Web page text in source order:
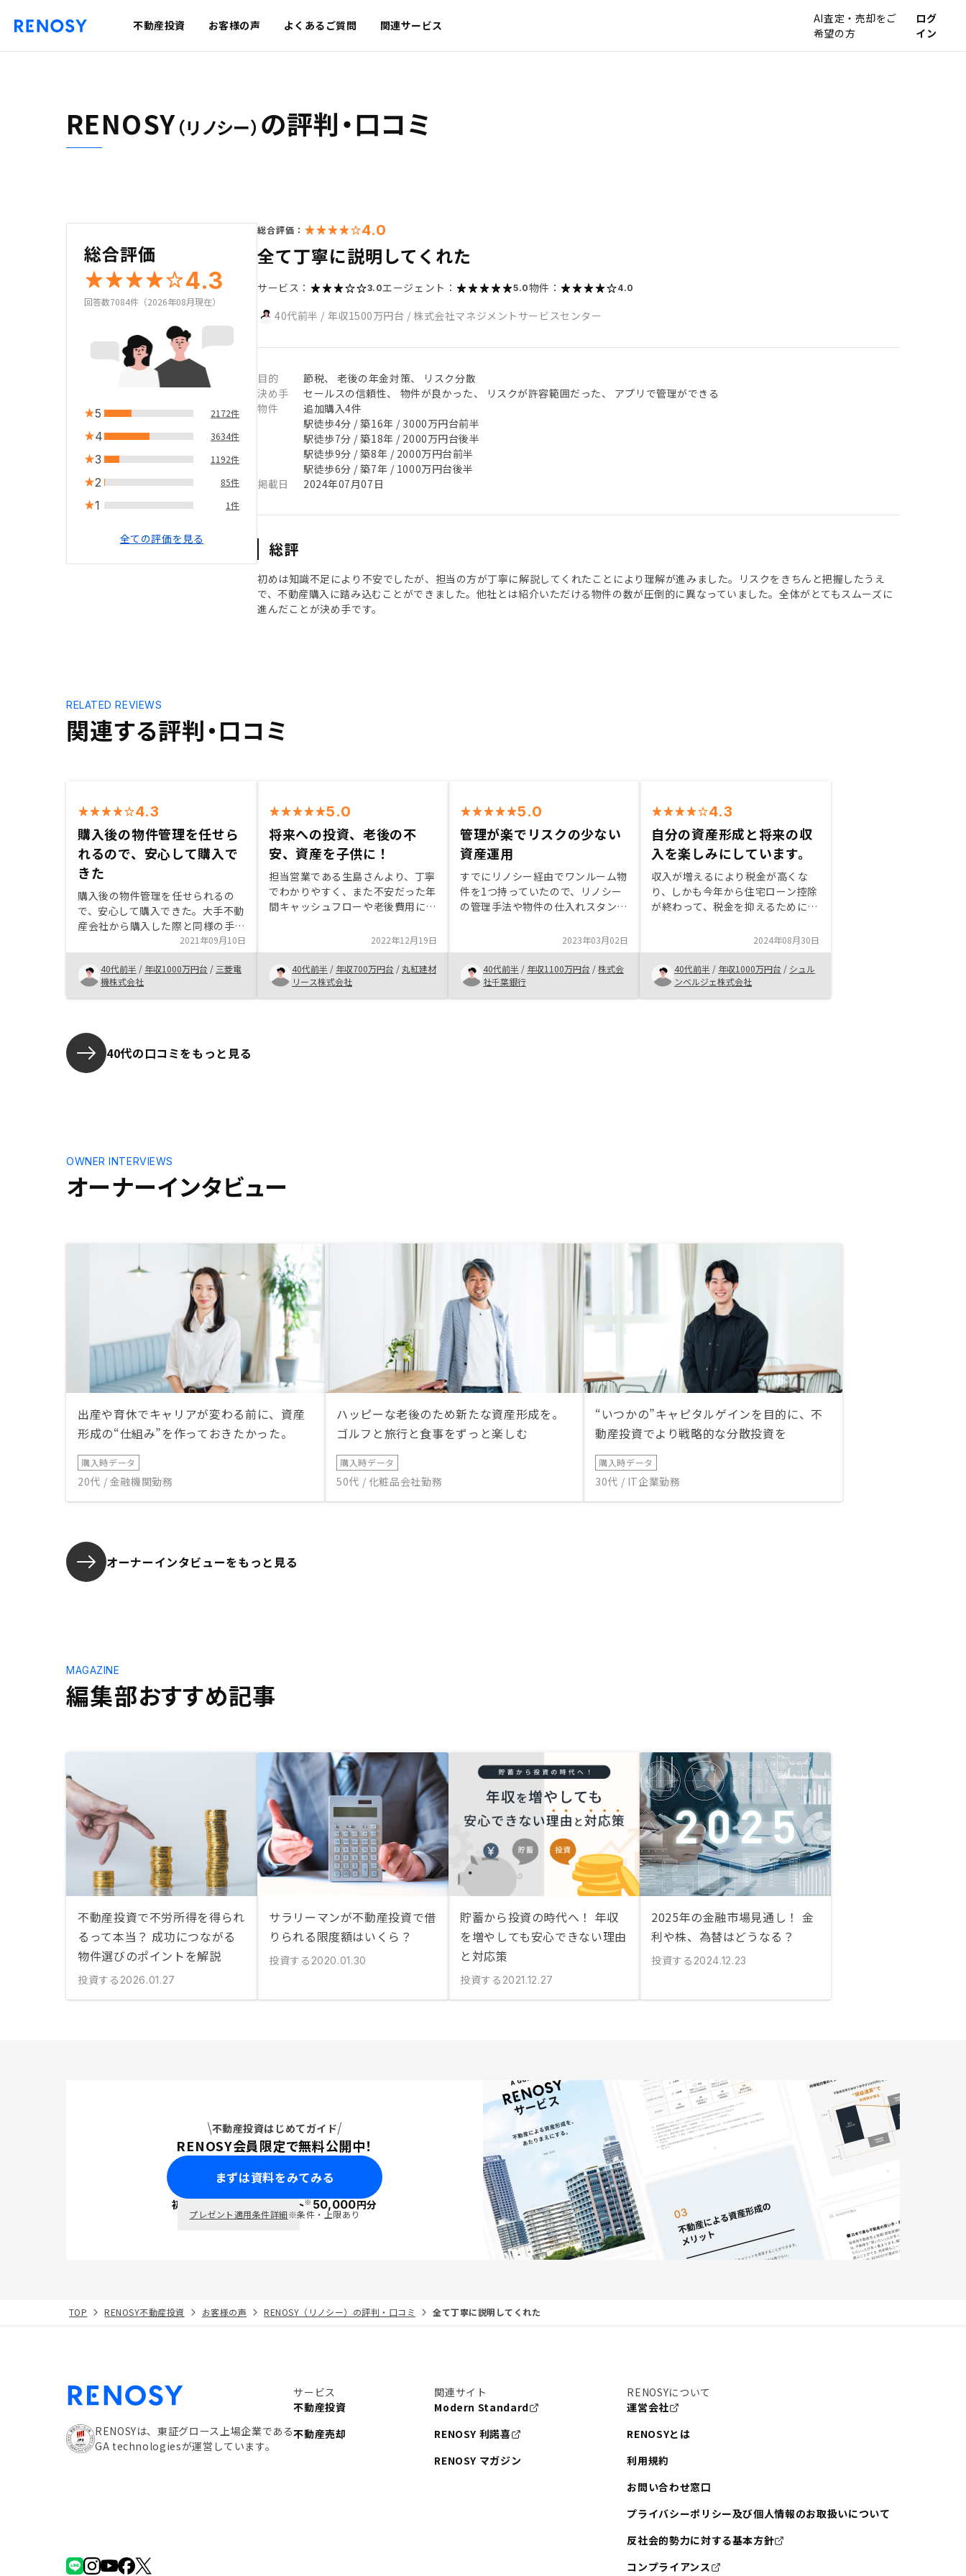
不動産投資 お客様の声 よくあるご質問 関連サービス
AI査定・売却をご
希望の方
ログ
イン
RENOSY（リノシー） の評判・口コミ
総合評価
4.3
回答数7084件（2026年08月現在）
5 2172件
4 3634件
3 1192件
2 85件
1 1件
全ての評価を見る
総合評価： 4.0
全て丁寧に説明してくれた
サービス： 3.0エージェント： 5.0物件： 4.0
40代前半 / 年収1500万円台 / 株式会社マネジメントサービスセンター
目的
節税、 老後の年金対策、 リスク分散
決め手
セールスの信頼性、 物件が良かった、 リスクが許容範囲だった、 アプリで管理ができる
物件
追加購入4件
駅徒歩4分 / 築16年 / 3000万円台前半
駅徒歩7分 / 築18年 / 2000万円台後半
駅徒歩9分 / 築8年 / 2000万円台前半
駅徒歩6分 / 築7年 / 1000万円台後半
掲載日
2024年07月07日
総評
初めは知識不足により不安でしたが、担当の方が丁寧に解説してくれたことにより理解が進みました。リスクをきちんと把握したうえ
で、不動産購入に踏み込むことができました。他社とは紹介いただける物件の数が圧倒的に異なっていました。全体がとてもスムーズに
進んだことが決め手です。
関連する評判・口コミ
RELATED REVIEWS
4.3
購入後の物件管理を任せら
れるので、安心して購入で
きた
購入後の物件管理を任せられるの
で、安心して購入できた。大手不動
産会社から購入した際と同様の手続
2021年09月10日
40代前半 / 年収1000万円台 / 三菱電
機株式会社
5.0
将来への投資、老後の不
安、資産を子供に！
担当営業である生島さんより、丁寧
でわかりやすく、また不安だった年
間キャッシュフローや老後費用につ
をしていただいた事が決め手でし
た。都内の1物件のみの契約と思っ
ておりましたが、プレゼンが良くロ
ーン設定枠内で、都内および大阪で
の2物件を候補先として提案しても
2022年12月19日
40代前半 / 年収700万円台 /丸紅建材
リース株式会社
5.0
管理が楽でリスクの少ない
資産運用
すでにリノシー経由でワンルーム物
件を1つ持っていたので、リノシー
の管理手法や物件の仕入れスタン
応状況などを把握しているなかで、
新たに利回りの良い投資物件を紹介
され、低金利でローンを借りられた
から。若い担当者には言葉遣いやビ
ジネスマナーをしっかり教えてもら
2023年03月02日
40代前半 / 年収1100万円台 /株式会
社千葉銀行
4.3
自分の資産形成と将来の収
入を楽しみにしています。
収入が増えるにより税金が高くな
り、しかも今年から住宅ローン控除
が終わって、税金を抑えるためにい
り頭金を抑えながら将来の資産形成
ができる都内不動産投資を選びまし
た。RENOSYを広告を見て、オンラ
イン相談をし、リスクがコントロー
ルできる投資だと思って購入しまし
2024年08月30日
40代前半 / 年収1000万円台 / シュル
ンベルジェ株式会社
40代の口コミをもっと見る
オーナーインタビュー
OWNER INTERVIEWS
出産や育休でキャリアが変わる前に、資産
形成の“仕組み”を作っておきたかった。
購入時データ
20代 / 金融機関勤務
ハッピーな老後のため新たな資産形成を。
ゴルフと旅行と食事をずっと楽しむ
購入時データ
50代 / 化粧品会社勤務
“いつかの”キャピタルゲインを目的に、不
動産投資でより戦略的な分散投資を
購入時データ
30代 / IT企業勤務
オーナーインタビューをもっと見る
編集部おすすめ記事
MAGAZINE
不動産投資で不労所得を得られ
るって本当？ 成功につながる
物件選びのポイントを解説
投資する 2026.01.27
サラリーマンが不動産投資で借
りられる限度額はいくら？
投資する 2020.01.30
貯蓄から投資の時代へ！ 年収
を増やしても安心できない理由
と対応策
投資する 2021.12.27
2025年の金融市場見通し！ 金
利や株、為替はどうなる？
投資する 2024.12.23
不動産投資はじめてガイド
RENOSY会員限定で無料公開中！
まずは資料をみてみる
初回面談で ポイント※50,000円分
プレゼント適用条件詳細※条件・上限あり
TOP RENOSY不動産投資 お客様の声 RENOSY（リノシー）の評判・口コミ 全て丁寧に説明してくれた
RENOSYは、東証グロース上場企業である
GA technologiesが運営しています。
サービス
不動産投資
不動産売却
関連サイト
Modern Standard
RENOSY 利諾喜
RENOSY マガジン
RENOSYについて
運営会社
RENOSYとは
利用規約
お問い合わせ窓口
プライバシーポリシー及び個人情報のお取扱いについて
反社会的勢力に対する基本方針
コンプライアンス